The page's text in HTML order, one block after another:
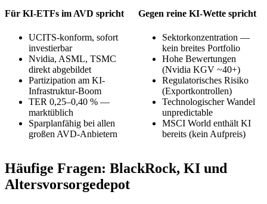
Für KI-ETFs im AVD spricht
UCITS-konform, sofort
investierbar
Nvidia, ASML, TSMC
direkt abgebildet
Partizipation am KI-
Infrastruktur-Boom
TER 0,25–0,40 % —
marktüblich
Sparplanfähig bei allen
großen AVD-Anbietern
Gegen reine KI-Wette spricht
Sektorkonzentration —
kein breites Portfolio
Hohe Bewertungen
(Nvidia KGV ~40+)
Regulatorisches Risiko
(Exportkontrollen)
Technologischer Wandel
unpredictable
MSCI World enthält KI
bereits (kein Aufpreis)
Häufige Fragen: BlackRock, KI und
Altersvorsorgedepot